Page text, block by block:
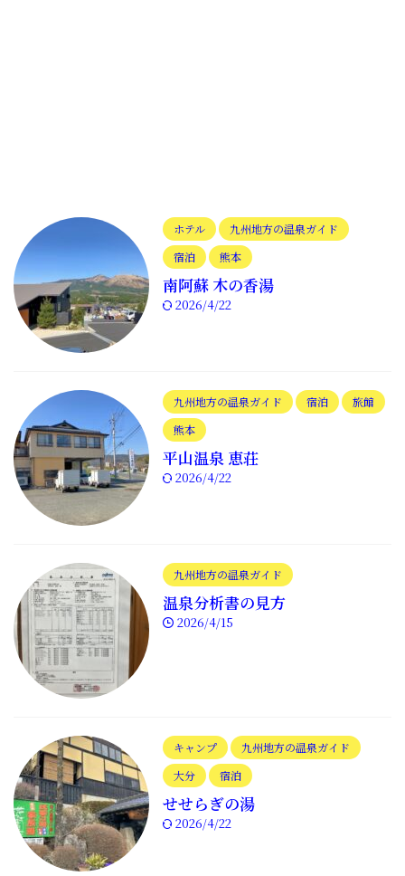
ホテル
九州地方の温泉ガイド
宿泊
熊本
南阿蘇 木の香湯
2026/4/22
九州地方の温泉ガイド 宿泊
旅館
熊本
平山温泉 恵荘
2026/4/22
九州地方の温泉ガイド
温泉分析書の見方
2026/4/15
キャンプ
九州地方の温泉ガイド
大分
宿泊
せせらぎの湯
2026/4/22